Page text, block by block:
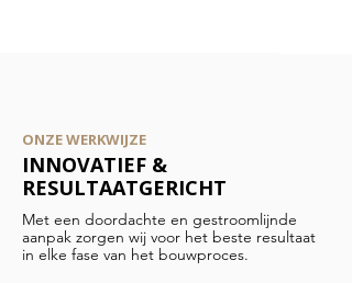
ONZE WERKWIJZE
INNOVATIEF &
RESULTAATGERICHT
Met een doordachte en gestroomlijnde
aanpak zorgen wij voor het beste resultaat
in elke fase van het bouwproces.